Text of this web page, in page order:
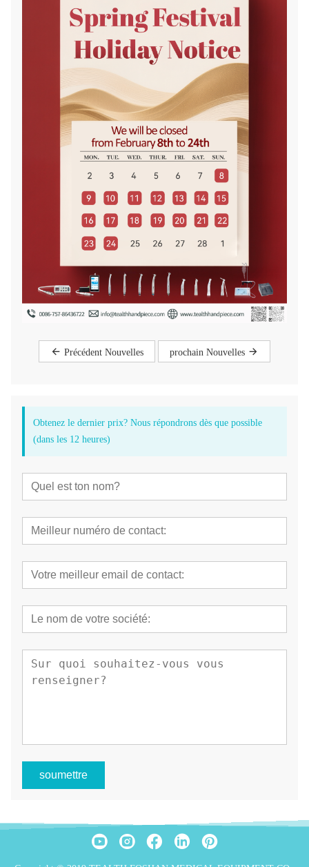
Précédent Nouvelles prochain Nouvelles
Obtenez le dernier prix? Nous répondrons dès que possible
(dans les 12 heures)
soumettre